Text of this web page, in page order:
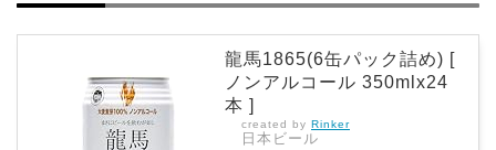
龍馬1865(6缶パック詰め) [
ノンアルコール 350mlx24
本 ]
created by Rinker
日本ビール